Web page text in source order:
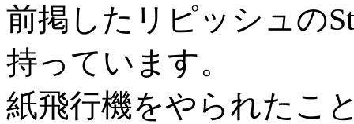
前掲したリピッシュの
持っています。
紙飛行機をやられたこ